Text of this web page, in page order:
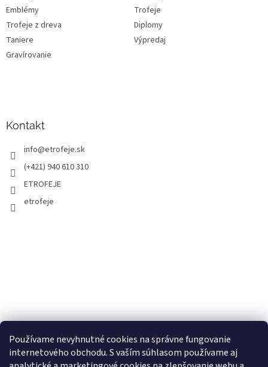
Používame nevyhnutné cookies na správne fungovanie
internetového obchodu. S vaším súhlasom používame aj
Emblémy
Trofeje
Trofeje z dreva
Diplomy
Taniere
Výpredaj
Gravírovanie
Kontakt
info@etrofeje.sk
(+421) 940 610 310
ETROFEJE
etrofeje